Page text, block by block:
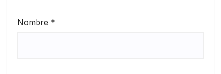
Nombre *